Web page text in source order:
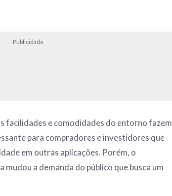
Publicidade
facilidades e comodidades do entorno fazem
para compradores e investidores que
em outras aplicações. Porém, o
a demanda do público que busca um